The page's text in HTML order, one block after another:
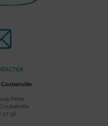
Coutainville
Périer
07 56